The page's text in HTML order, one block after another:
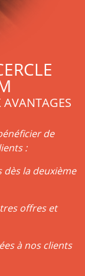
de molasses
Elles
vins racés,
Celui-ci
en plus du
Emilion n’a
sa
meilleure
en matière de
la
par le port
km. Le vin Saint
qui sont
de
:
la deuxième
offres et
à nos clients